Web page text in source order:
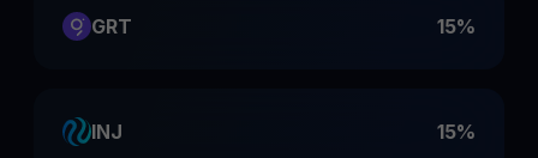
GRT 15%
INJ 15%